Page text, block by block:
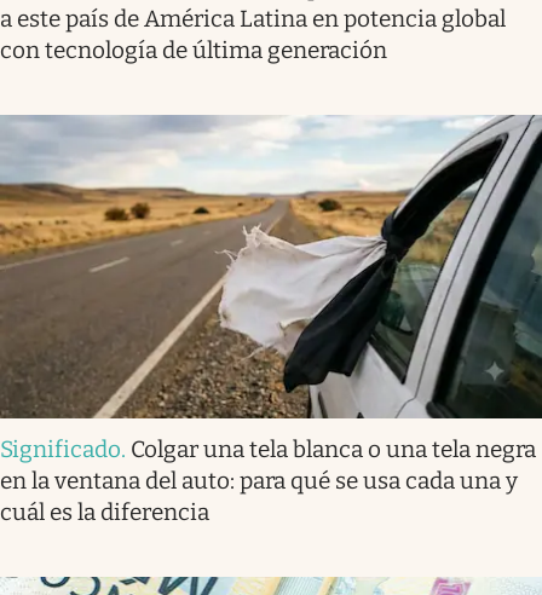
a este país de América Latina en potencia global
con tecnología de última generación
Significado. Colgar una tela blanca o una tela negra
en la ventana del auto: para qué se usa cada una y
cuál es la diferencia